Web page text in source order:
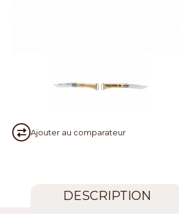
Ajouter au comparateur
DESCRIPTION